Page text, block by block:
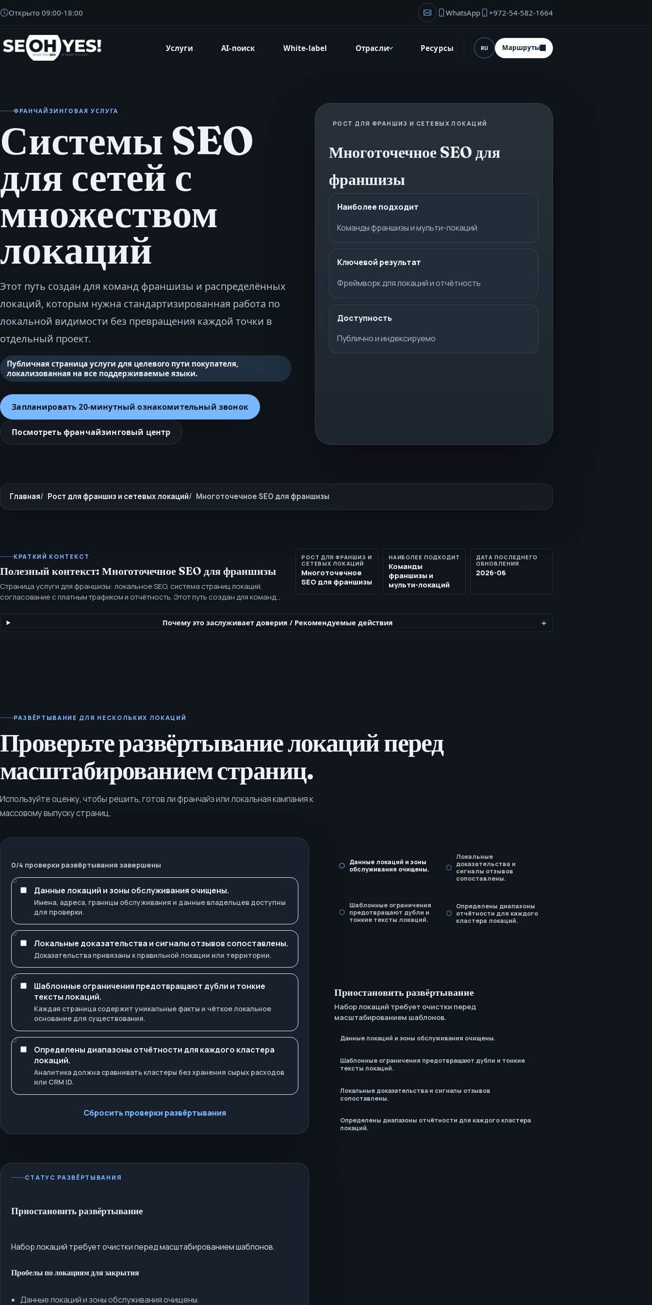
Открыто09:00-18:00 Электронная почта основателя
WhatsApp +972-54-582-1664
SEOH Услуги AI-поиск White-label Отрасли Ресурсы Язык (desktop)
RU Маршруты
ФРАНЧАЙЗИНГОВАЯ УСЛУГА
Системы SEO
для сетей с
множеством
локаций
Этот путь создан для команд франшизы и распределённых
локаций, которым нужна стандартизированная работа по
локальной видимости без превращения каждой точки в
отдельный проект.
Публичная страница услуги для целевого пути покупателя,
локализованная на все поддерживаемые языки.
Запланировать 20‑минутный ознакомительный звонок
Посмотреть франчайзинговый центр
РОСТ ДЛЯ ФРАНШИЗ И СЕТЕВЫХ ЛОКАЦИЙ
Многоточечное SEO для
франшизы
Наиболее подходит
Команды франшизы и мульти-локаций
Ключевой результат
Фреймворк для локаций и отчётность
Доступность
Публично и индексируемо
Главная Рост для франшиз и сетевых локаций Многоточечное SEO для франшизы
КРАТКИЙ КОНТЕКСТ
Полезный контекст: Многоточечное SEO для франшизы
Страница услуги для франшизы: локальное SEO, система страниц локаций,
согласование с платным трафиком и отчётность. Этот путь создан для команд
работа по локальной видимости без превращения каждой точки в отдельный
проект.
РОСТ ДЛЯ ФРАНШИЗ И
СЕТЕВЫХ ЛОКАЦИЙ
Многоточечное
SEO для франшизы
НАИБОЛЕЕ ПОДХОДИТ
Команды
франшизы и
мульти-локаций
ДАТА ПОСЛЕДНЕГО
ОБНОВЛЕНИЯ
2026-06
Почему это заслуживает доверия / Рекомендуемые действия
РАЗВЁРТЫВАНИЕ ДЛЯ НЕСКОЛЬКИХ ЛОКАЦИЙ
Проверьте развёртывание локаций перед
масштабированием страниц.
Используйте оценку, чтобы решить, готов ли франчайз или локальная кампания к
массовому выпуску страниц.
0/4 проверки развёртывания завершены
Данные локаций и зоны обслуживания очищены.
Имена, адреса, границы обслуживания и данные владельцев доступны
для проверки.
Локальные доказательства и сигналы отзывов сопоставлены.
Доказательства привязаны к правильной локации или территории.
Шаблонные ограничения предотвращают дубли и тонкие
тексты локаций.
Каждая страница содержит уникальные факты и чёткое локальное
основание для существования.
Определены диапазоны отчётности для каждого кластера
локаций.
Аналитика должна сравнивать кластеры без хранения сырых расходов
или CRM ID.
Сбросить проверки развёртывания
Данные локаций и зоны
обслуживания очищены.
Локальные
доказательства и
сигналы отзывов
сопоставлены.
Шаблонные ограничения
предотвращают дубли и
тонкие тексты локаций.
Определены диапазоны
отчётности для каждого
кластера локаций.
Приостановить развёртывание
Набор локаций требует очистки перед
масштабированием шаблонов.
Данные локаций и зоны обслуживания очищены.
Шаблонные ограничения предотвращают дубли и тонкие
тексты локаций.
Локальные доказательства и сигналы отзывов
сопоставлены.
Определены диапазоны отчётности для каждого кластера
локаций.
СТАТУС РАЗВЁРТЫВАНИЯ
Приостановить развёртывание
Набор локаций требует очистки перед масштабированием шаблонов.
Пробелы по локациям для закрытия
Данные локаций и зоны обслуживания очищены.